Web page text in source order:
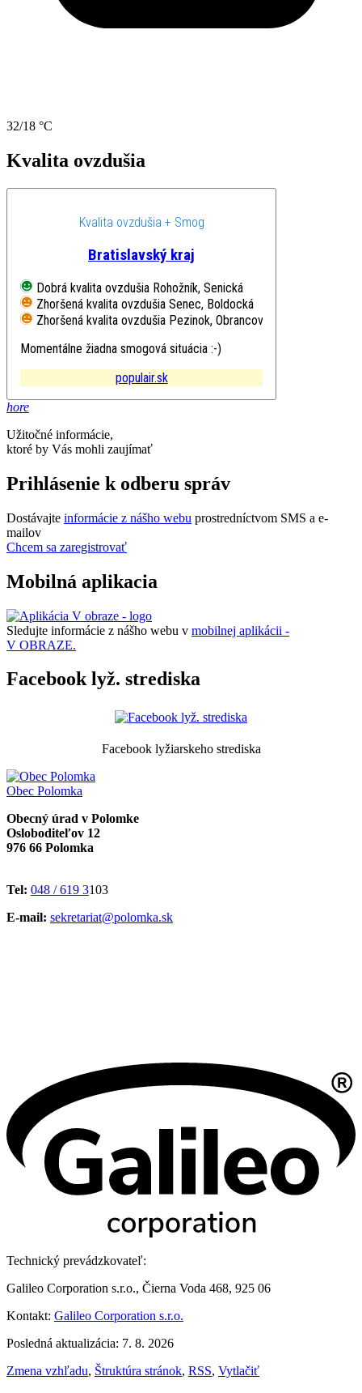
32/18 °C
Kvalita ovzdušia
Kvalita ovzdušia + Smog
Bratislavský kraj
Dobrá kvalita ovzdušia Rohožník, Senická
Zhoršená kvalita ovzdušia Senec, Boldocká
Zhoršená kvalita ovzdušia Pezinok, Obrancov mieru
Momentálne žiadna smogová situácia :-)
populair.sk
hore
Užitočné informácie,
ktoré by Vás mohli zaujímať
Prihlásenie k odberu správ
Dostávajte informácie z nášho webu prostredníctvom SMS a e-
mailov
Chcem sa zaregistrovať
Mobilná aplikacia
Sledujte informácie z nášho webu v mobilnej aplikácii -
V OBRAZE.
Facebook lyž. strediska
Facebook lyžiarskeho strediska
Obec Polomka
Obecný úrad v Polomke
Osloboditeľov 12
976 66 Polomka
Tel: 048 / 619 3103
E-mail: sekretariat@polomka.sk
Technický prevádzkovateľ:
Galileo Corporation s.r.o., Čierna Voda 468, 925 06
Kontakt: Galileo Corporation s.r.o.
Posledná aktualizácia: 7. 8. 2026
Zmena vzhľadu, Štruktúra stránok, RSS, Vytlačiť